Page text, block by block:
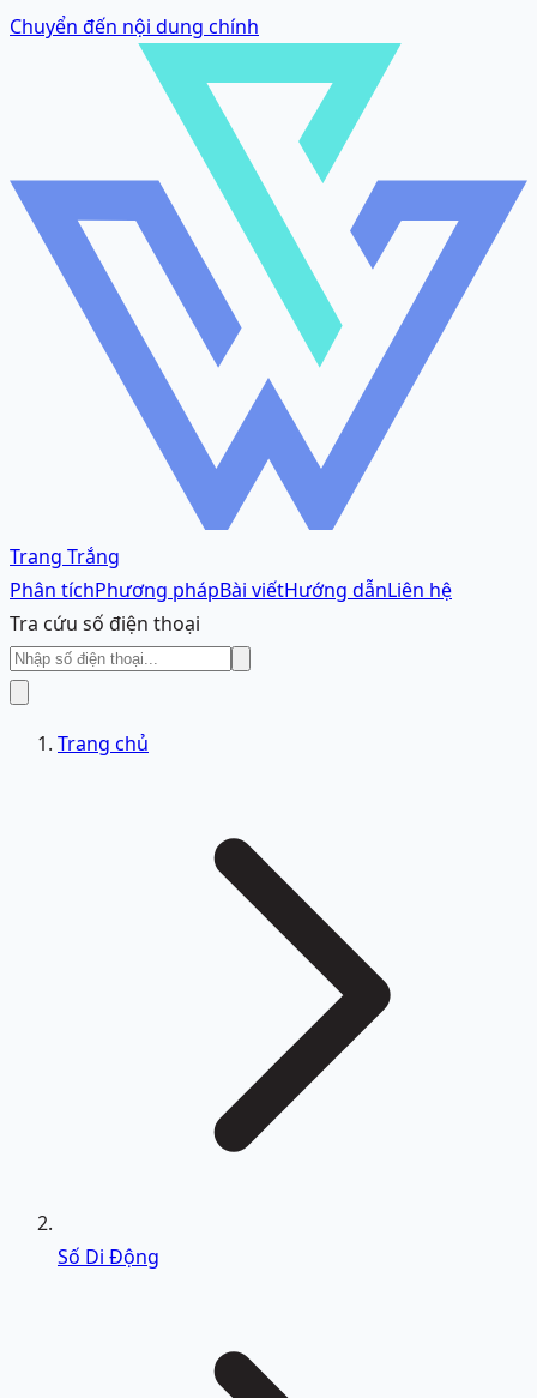
Chuyển đến nội dung chính
Trang Trắng
Phân tíchPhương phápBài viếtHướng dẫnLiên hệ
Tra cứu số điện thoại
Trang chủ
Số Di Động